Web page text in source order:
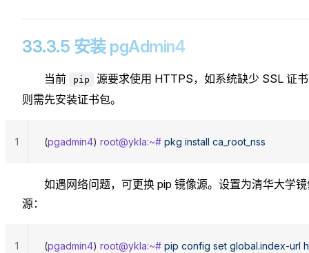
33.3.5 安装 pgAdmin4
当前 pip
源要求使用 HTTPS，如系统缺少 SSL 证
则需先安装证书包。
(pgadmin4) root@ykla:~# pkg install ca_root_nss
1
如遇网络问题，可更换 pip 镜像源。设置为清华大学
源：
(pgadmin4) root@ykla:~# pip config set global.index-url
1